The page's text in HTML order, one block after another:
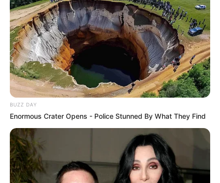
BUZZ DAY
Enormous Crater Opens - Police Stunned By What They Find